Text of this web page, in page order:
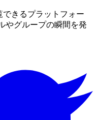
できるプラットフォー
やグループの瞬間を発